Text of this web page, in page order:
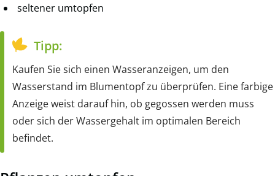
seltener umtopfen
Tipp:
Kaufen Sie sich einen Wasseranzeigen, um den
Wasserstand im Blumentopf zu überprüfen. Eine farbige
Anzeige weist darauf hin, ob gegossen werden muss
oder sich der Wassergehalt im optimalen Bereich
befindet.